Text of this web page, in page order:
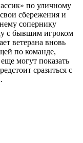
по уличному
сбережения и
сопернику
с бывшим игроком
ветерана вновь
по команде,
могут показать
сразиться с